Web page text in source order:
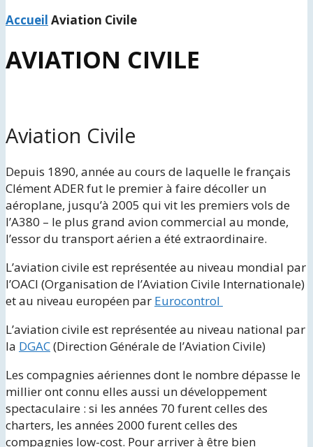
Accueil Aviation Civile
AVIATION CIVILE
Aviation Civile
Depuis 1890, année au cours de laquelle le français
Clément ADER fut le premier à faire décoller un
aéroplane, jusqu’à 2005 qui vit les premiers vols de
l’A380 – le plus grand avion commercial au monde,
l’essor du transport aérien a été extraordinaire.
L’aviation civile est représentée au niveau mondial par
l’OACI (Organisation de l’Aviation Civile Internationale)
et au niveau européen par Eurocontrol
L’aviation civile est représentée au niveau national par
la DGAC(Direction Générale de l’Aviation Civile)
Les compagnies aériennes dont le nombre dépasse le
millier ont connu elles aussi un développement
spectaculaire : si les années 70 furent celles des
charters, les années 2000 furent celles des
compagnies low-cost. Pour arriver à être bien